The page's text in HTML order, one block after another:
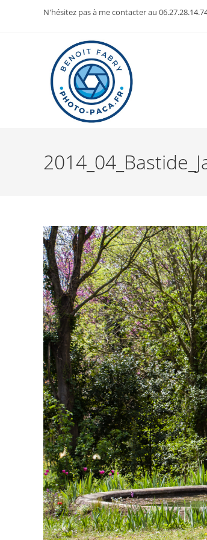
N'hésitez pas à me contacter au